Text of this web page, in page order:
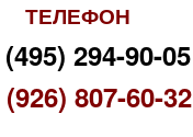
ТЕЛЕФОН
294-90-05
807-60-32